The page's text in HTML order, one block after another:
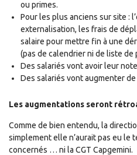
ou primes.
Pour les plus anciens sur site :
externalisation, les frais de
salaire pour mettre fin à une
(pas de calendrier ni de liste de
Des salariés vont avoir leur
Des salariés vont augmenter
Les augmentations seront
Comme de bien entendu, la
simplement elle n’aurait pas eu le
concernés … ni la CGT Capgemini.